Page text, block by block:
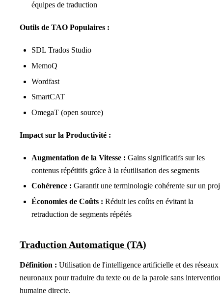
équipes de traduction
Outils de TAO Populaires :
SDL Trados Studio
MemoQ
Wordfast
SmartCAT
OmegaT (open source)
Impact sur la Productivité :
Augmentation de la Vitesse : Gains significatifs sur les
contenus répétitifs grâce à la réutilisation des segments
Cohérence : Garantit une terminologie cohérente sur un
Économies de Coûts : Réduit les coûts en évitant la
retraduction de segments répétés
Traduction Automatique (TA)
Définition : Utilisation de l'intelligence artificielle et des réseaux
neuronaux pour traduire du texte ou de la parole sans
humaine directe.